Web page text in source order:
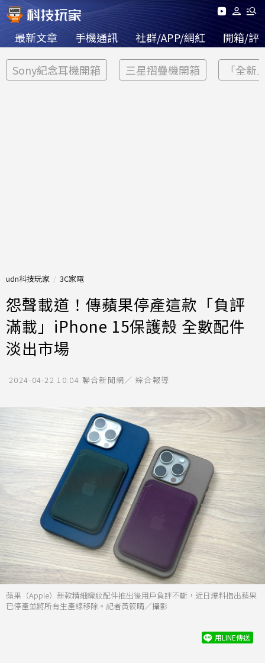
最新文章 手機通訊 社群/APP/網紅 開箱/評
Sony紀念耳機開箱 三星摺疊機開箱 「全新
udn科技玩家 3C家電
怨聲載道！傳蘋果停產這款「負評
滿載」iPhone 15保護殼 全數配件
淡出市場
2024-04-22 10:04 聯合新聞網／ 綜合報導
蘋果（Apple）新款精細織紋配件推出後用戶負評不斷，近日爆料指出蘋果
已停產並將所有生產線移除。記者黃筱晴／攝影
用LINE傳送